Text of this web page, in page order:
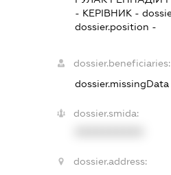
- КЕРІВНИК -
dossier.position -
dossier.beneficiaries:
dossier.missingData
dossier.smida:
dossier.address: